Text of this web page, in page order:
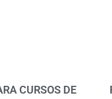
CURSOS DE